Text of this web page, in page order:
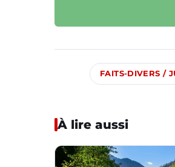
FAITS-DIVERS /
À lire aussi